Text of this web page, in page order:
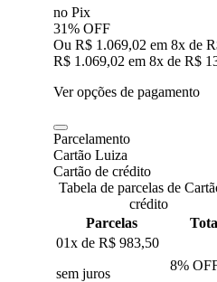
no Pix
31% OFF
Ou R$ 1.069,02 em 8x de
R$ 1.069,02 em 8x de R$
Ver opções de pagamento
Parcelamento
Cartão Luiza
Cartão de crédito
Tabela de parcelas de
crédito
Parcelas
01x de R$ 983,50
sem juros
8%